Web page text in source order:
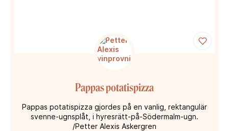
Pappas potatispizza
Pappas potatispizza gjordes på en vanlig, rektangulär
svenne-ugnsplåt, i hyresrätt-på-Södermalm-ugn.
/Petter Alexis Askergren